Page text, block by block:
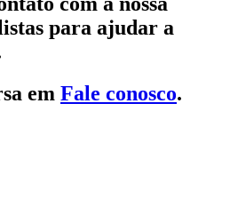
para ajudar a
em Fale conosco.